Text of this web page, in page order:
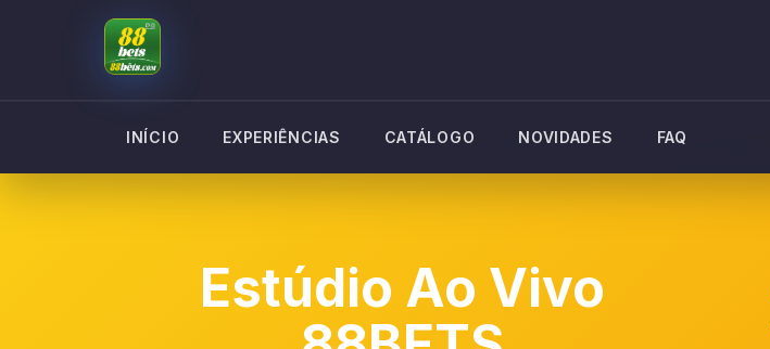
INÍCIO EXPERIÊNCIAS CATÁLOGO NOVIDADES FAQ
Estúdio Ao Vivo